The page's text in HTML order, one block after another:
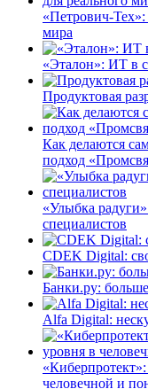
«Петрович-Тех»:
мира
«Эталон»: ИТ в
Продуктовая
Как делаются
подход
«Улыбка
специалистов
CDEK Digital:
Банки.ру:
Alfa Digital:
человечной и